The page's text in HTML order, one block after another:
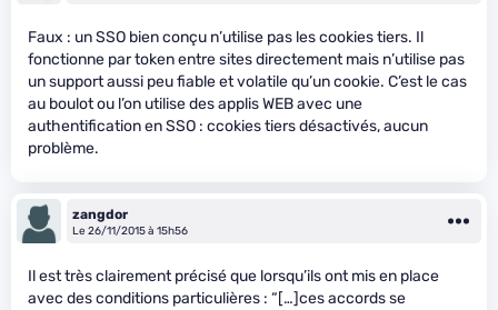
Faux : un SSO bien conçu n’utilise pas les cookies tiers. Il
fonctionne par token entre sites directement mais n’utilise pas
un support aussi peu fiable et volatile qu’un cookie. C’est le cas
au boulot ou l’on utilise des applis WEB avec une
authentification en SSO : ccokies tiers désactivés, aucun
problème.
zangdor
Le 26/11/2015 à 15h56
Il est très clairement précisé que lorsqu’ils ont mis en place
avec des conditions particulières : “[…]ces accords se